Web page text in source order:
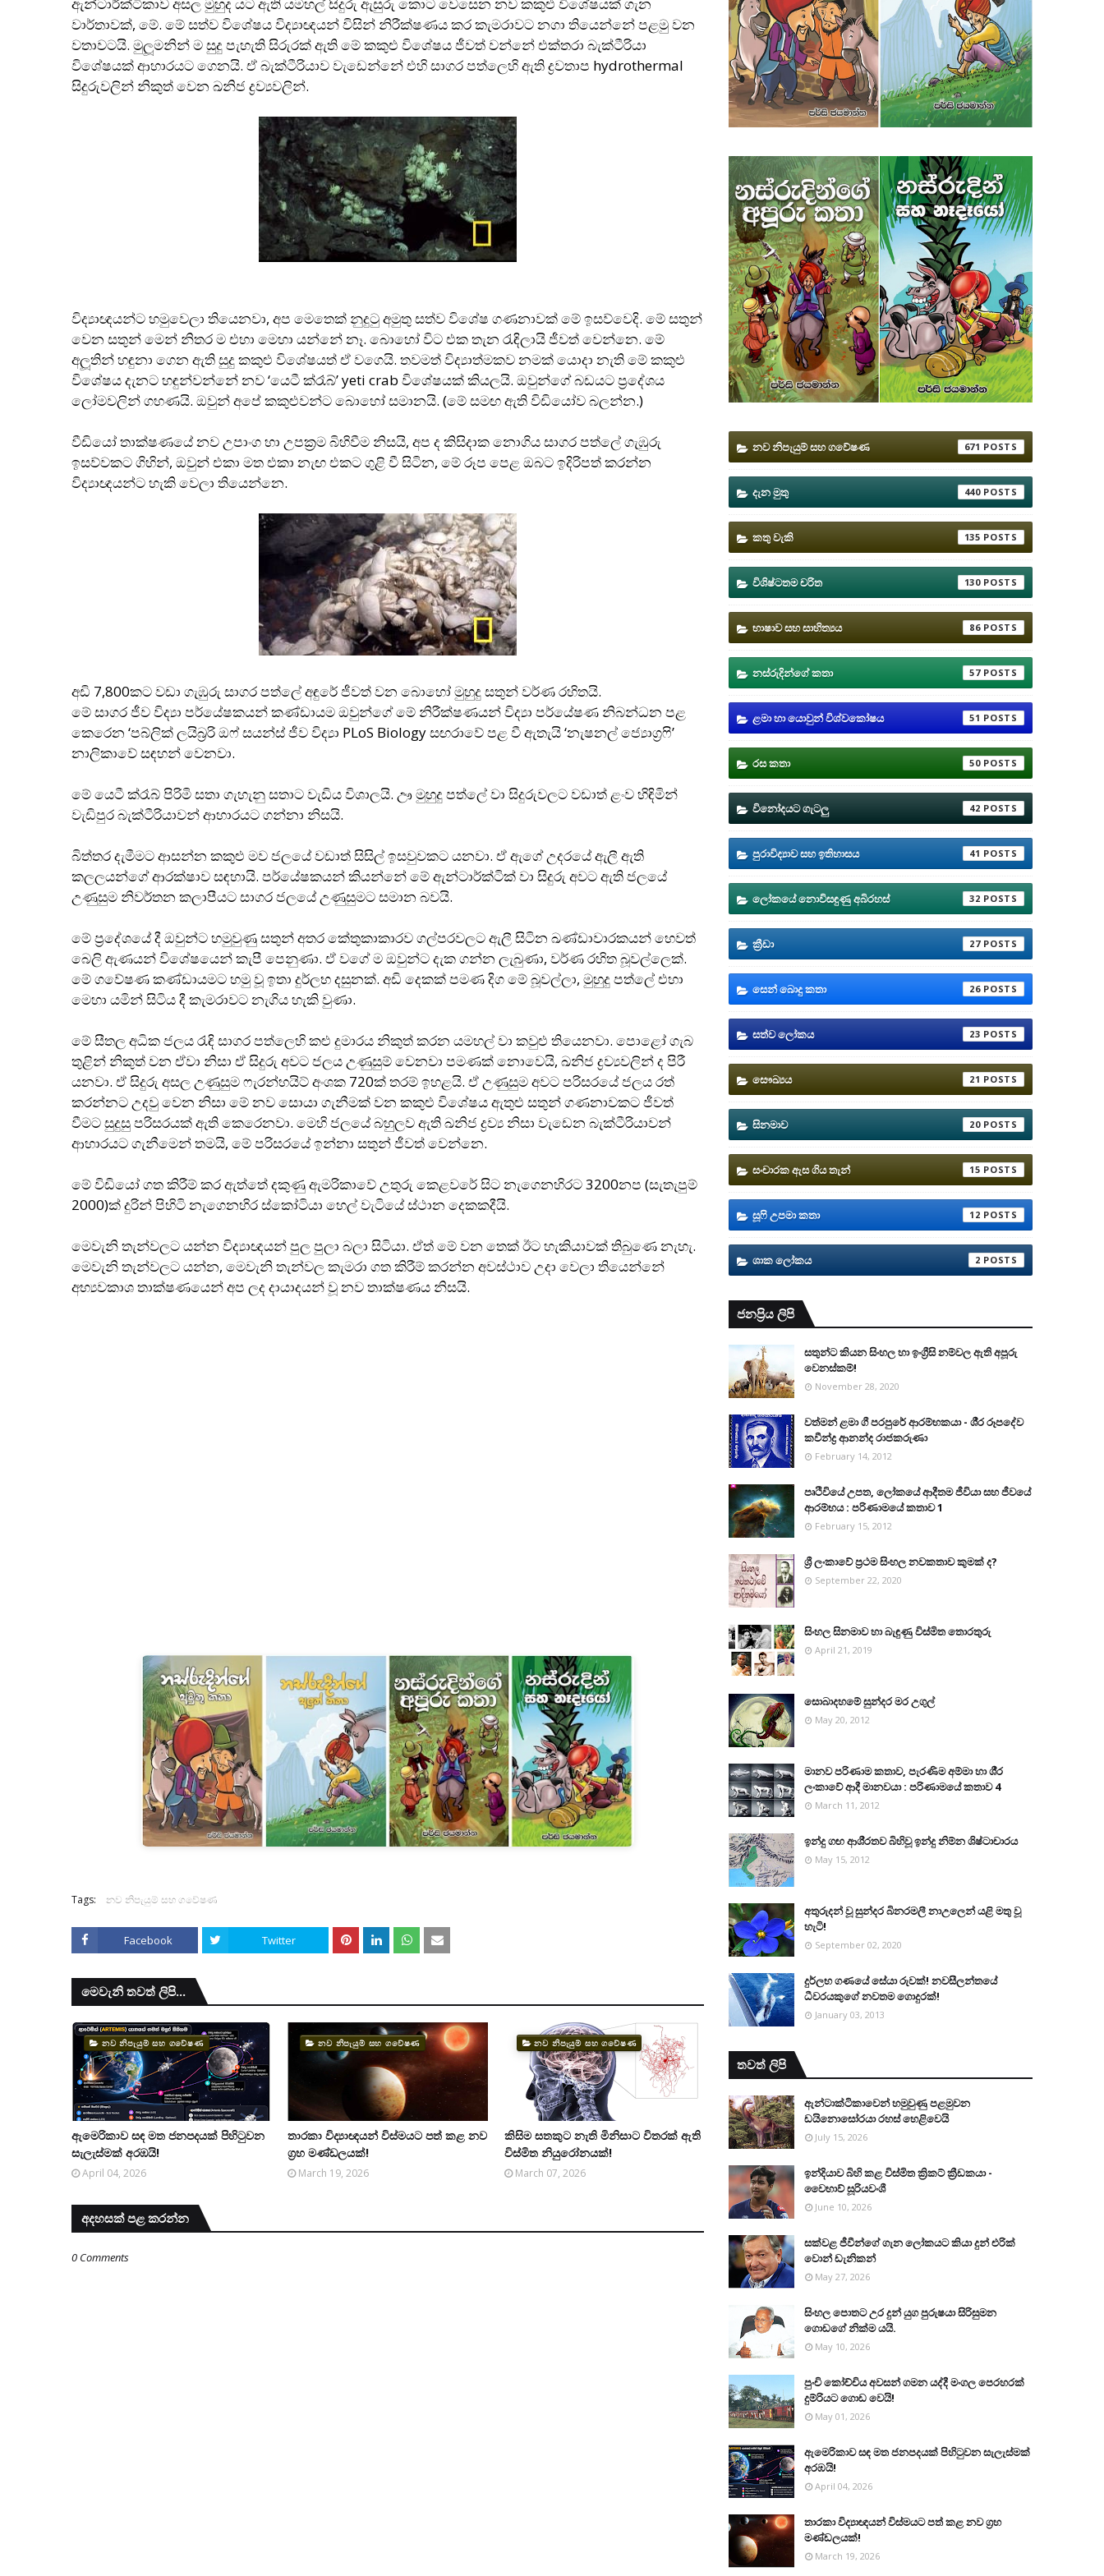
වාර්තාවක්, මේ. මේ සත්ව විශේෂය විද්‍යාඥයන් විසින් නිරීක්ෂණය කර කැමරාවට නගා තියෙන්නේ පළමු වන
වතාවටයි. මුලූමනින් ම සුදු පැහැති සිරුරක් ඇති මේ කකුළු විශේෂය ජීවත් වන්නේ එක්තරා බැක්ටීරියා
විශේෂයක් ආහාරයට ගෙනයි. ඒ බැක්ටීරියාව වැඩෙන්නේ එහි සාගර පත්ලෙහි ඇති ද්‍රවතාප hydrothermal
සිදුරුවලින් නිකුත් වෙන ඛනිජ ද්‍රව්‍යවලින්.
විද්‍යාඥයන්ට හමුවෙලා තියෙනවා, අප මෙතෙක් නුදුටු අමුතු සත්ව විශේෂ ගණනාවක් මේ ඉසව්වෙදි. මේ සතුන්
වෙන සතුන් මෙන් නිතර ම එහා මෙහා යන්නේ නෑ. බොහෝ විට එක තැන රැඳිලායි ජීවත් වෙන්නෙ. මේ
අලූතින් හඳුනා ගෙන ඇති සුදු කකුළු විශේෂයත් ඒ වගෙයි. තවමත් විද්‍යාත්මකව නමක් යොදා නැති මේ කකුළු
විශේෂය දැනට හඳුන්වන්නේ නව ‘යෙටී ක්රෑබ්’ yeti crab විශේෂයක් කියලයි. ඔවුන්ගේ බඩයට ප‍්‍රදේශය
ලෝමවලින් ගහණයි. ඔවුන් අපේ කකුළුවන්ට බොහෝ සමානයි. (මේ සමඟ ඇති විඩියෝව බලන්න.)
වීඩියෝ තාක්ෂණයේ නව උපාංග හා උපක‍්‍රම බිහිවීම නිසයි, අප ද කිසිදාක නොගිය සාගර පත්ලේ ගැඹුරු
ඉසව්වකට ගිහින්, ඔවුන් එකා මත එකා නැඟ එකට ගුළි වී සිටින, මේ රූප පෙළ ඔබට ඉදිරිපත් කරන්න
විද්‍යාඥයන්ට හැකි වෙලා තියෙන්නෙ.
අඩි 7,800කට වඩා ගැඹුරු සාගර පත්ලේ අඳුරේ ජීවත් වන බොහෝ මුහුදු සතුන් වර්ණ රහිතයි.
මේ සාගර ජීව විද්‍යා පර්යේෂකයන් කණ්ඩායම ඔවුන්ගේ මේ නිරීක්ෂණයන් විද්‍යා පර්යේෂණ නිබන්ධන පළ
කෙරෙන ‘පබ්ලික් ලයිබ‍්‍රරි ඔෆ් සයන්ස් ජීව විද්‍යා PLoS Biology සඟරාවේ පළ වී ඇතැයි ‘නැෂනල් ජ්‍යොග‍්‍රෆි’
නාලිකාවේ සඳහන් වෙනවා.
මේ යෙටී ක්රෑබ් පිරිමි සතා ගැහැනු සතාට වැඩිය විශාලයි. ඌ මුහුදු පත්ලේ වා සිදුරුවලට වඩාත් ළංව හිඳිමින්
වැඩිපුර බැක්ටීරියාවන් ආහාරයට ගන්නා නිසයි.
බිත්තර දැමීමට ආසන්න කකුළු මව ජලයේ වඩාත් සිසිල් ඉසවුවකට යනවා. ඒ ඇගේ උදරයේ ඇලී ඇති
කලලයන්ගේ ආරක්ෂාව සඳහායි. පර්යේෂකයන් කියන්නේ මේ ඇන්ටාර්ක්ටික් වා සිදුරු අවට ඇති ජලයේ
උණුසුම නිවර්තන කලාපීයට සාගර ජලයේ උණුසුමට සමාන බවයි.
මේ ප‍්‍රදේශයේ දී ඔවුන්ට හමුවුණු සතුන් අතර කේතුකාකාරව ගල්පරවලට ඇලී සිටින ඛණ්ඩාවාරකයන් හෙවත්
බෙලි ඇණයන් විශේෂයෙන් කැපී පෙනුණා. ඒ වගේ ම ඔවුන්ට දැක ගන්න ලැබුණා, වර්ණ රහිත බූවල්ලෙක්.
මේ ගවේෂණ කණ්ඩායමට හමු වූ ඉතා දුර්ලභ දසුනක්. අඩි දෙකක් පමණ දිග මේ බූවල්ලා, මුහුදු පත්ලේ එහා
මෙහා යමින් සිටිය දී කැමරාවට නැගිය හැකි වුණා.
මේ සීතල අධික ජලය රැඳි සාගර පත්ලෙහි කළු දුමාරය නිකුත් කරන යමහල් වා කවුළු තියෙනවා. පොළෝ ගැබ
තුළින් නිකුත් වන ඒවා නිසා ඒ සිදුරු අවට ජලය උණුසුම් වෙනවා පමණක් නොවෙයි, ඛනිජ ද්‍රව්‍යවලින් ද පිරී
යනවා. ඒ සිදුරු අසල උණුසුම ෆැරන්හයිට් අංශක 720ක් තරම් ඉහළයි. ඒ උණුසුම අවට පරිසරයේ ජලය රත්
කරන්නට උදවු වෙන නිසා මේ නව සොයා ගැනීමක් වන කකුළු විශේෂය ඇතුළු සතුන් ගණනාවකට ජීවත්
වීමට සුදුසු පරිසරයක් ඇති කෙරෙනවා. මෙහි ජලයේ බහුලව ඇති ඛනිජ ද්‍රව්‍ය නිසා වැඩෙන බැක්ටීරියාවන්
ආහාරයට ගැනීමෙන් තමයි, මේ පරිසරයේ ඉන්නා සතුන් ජීවත් වෙන්නෙ.
මේ විඩියෝ ගත කිරීම් කර ඇත්තේ දකුණු ඇමරිකාවේ උතුරු කෙළවරේ සිට නැගෙනහිරට 3200නප (සැතැපුම්
2000)ක් දුරින් පිහිටි නැගෙනහිර ස්කෝටියා හෙල් වැටියේ ස්ථාන දෙකකදීයි.
මෙවැනි තැන්වලට යන්න විද්‍යාඥයන් පුල පුලා බලා සිටියා. ඒත් මේ වන තෙක් ඊට හැකියාවක් තිබුණෙ නැහැ.
මෙවැනි තැන්වලට යන්න, මෙවැනි තැන්වල කැමරා ගත කිරීම් කරන්න අවස්ථාව උදා වෙලා තියෙන්නේ
අභ්‍යවකාශ තාක්ෂණයෙන් අප ලද දායාදයන් වූ නව තාක්ෂණය නිසයි.
Tags: නව නිපැයුම් සහ ගවේෂණ
Facebook Twitter
මෙවැනි තවත් ලිපි...
නව නිපැයුම් සහ ගවේෂණ
ඇමෙරිකාව සඳ මත ජනපදයක් පිහිටුවන
සැලැස්මක් අරඹයි!
April 04, 2026
නව නිපැයුම් සහ ගවේෂණ
තාරකා විද්‍යාඥයන් විස්මයට පත් කළ නව
ග්‍රහ මණ්ඩලයක්!
March 19, 2026
නව නිපැයුම් සහ ගවේෂණ
කිසිම සතකුට නැති මිනිසාට විතරක් ඇති
විස්මිත නියුරෝනයක්!
March 07, 2026
අදහසක් පළ කරන්න
0 Comments
නව නිපැයුම් සහ ගවේෂණ 671
දැන මුතු 440
කතු වැකි 135
විශිෂ්ටතම චරිත 130
භාෂාව සහ සාහිත්‍යය 86
නස්රුදින්ගේ කතා 57
ළමා හා යොවුන් විශ්වකෝෂය 51
රස කතා 50
විනෝදයට ගැටලු 42
පුරාවිද්‍යාව සහ ඉතිහාසය 41
ලෝකයේ නොවිසඳුණු අබිරහස් 32
ක්‍රීඩා 27
සෙන් බොදු කතා 26
සත්ව ලෝකය 23
සෞඛ්‍යය 21
සිනමාව 20
සංචාරක ඇස ගිය තැන් 15
සූෆි උපමා කතා 12
ශාක ලෝකය 2
ජනප්‍රිය ලිපි
සතුන්ට කියන සිංහල හා ඉංග්‍රීසි නම්වල ඇති අපූරු
වෙනස්කම්!
November 28, 2020
වත්මන් ළමා ගී පරපුරේ ආරම්භකයා - ශී‍්‍ර රූපදේව
කවීන්ද්‍ර ආනන්ද රාජකරුණා
February 14, 2012
පෘථිවියේ උපත, ලෝකයේ ආදීතම ජීවියා සහ ජීවයේ
ආරම්භය : පරිණාමයේ කතාව 1
February 15, 2012
ශ්‍රී ලංකාවේ ප්‍රථම සිංහල නවකතාව කුමක් ද?
September 22, 2020
සිංහල සිනමාව හා බැඳුණු විස්මිත තොරතුරු
April 21, 2019
සොබාදහමේ සුන්දර මර උගුල්
May 20, 2012
මානව පරිණාම කතාව, පැරණිම අම්මා හා ශී‍්‍ර
ලංකාවේ ආදී මානවයා : පරිණාමයේ කතාව 4
March 11, 2012
ඉන්දු ගඟ ආශි‍්‍රතව බිහිවූ ඉන්දු නිම්න ශිෂ්ටාචාරය
May 15, 2012
අතුරුදන් වූ සුන්දර බිනරමලී නාඋ‍ලෙන් යළි මතු වූ
හැටි!
September 02, 2020
දුර්ලභ ගණයේ සේයා රුවක්! නවසීලන්තයේ
ධීවරයකුගේ නවතම ගොදුරක්!
January 03, 2013
තවත් ලිපි
ඇන්ටාක්ටිකාවෙන් හමුවුණු පළමුවන
ඩයිනොසෝරයා රහස් හෙළිවෙයි
July 15, 2026
ඉන්දියාව බිහි කළ විස්මිත ක්‍රිකට් ක්‍රීඩකයා -
වෛභාව් සූරියවංශී
June 10, 2026
සක්වළ ජීවීන්ගේ ගැන ලෝකයට කියා දුන් එරික්
වොන් ඩැනිකන්
May 27, 2026
සිංහල පොතට උර දුන් යුග පුරුෂයා සිරිසුමන
ගොඩගේ නික්ම යයි.
May 10, 2026
පුංචි කෝච්චිය අවසන් ගමන යද්දී මංගල පෙරහරක්
දුම්රියට ගොඩ වෙයි!
May 01, 2026
ඇමෙරිකාව සඳ මත ජනපදයක් පිහිටුවන සැලැස්මක්
අරඹයි!
April 04, 2026
තාරකා විද්‍යාඥයන් විස්මයට පත් කළ නව ග්‍රහ
මණ්ඩලයක්!
March 19, 2026